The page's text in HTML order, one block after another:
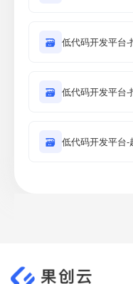
🗃 低代码开发平台-
🗃 低代码开发平台-
🗃 低代码开发平台-